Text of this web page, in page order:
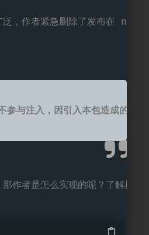
泛，作者紧急删除了发布在 npm
参与注入，因引入本包造成的损
那作者是怎么实现的呢？了解原